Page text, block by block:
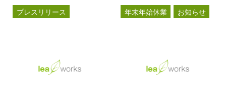
プレスリリース
年末年始休業 お知らせ